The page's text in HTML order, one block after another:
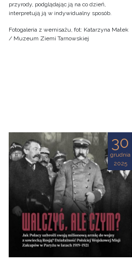
przyrody, podglądając ją na co dzień,
interpretują ją w indywidualny sposób.
Fotogaleria z wernisażu, fot: Katarzyna Małek
/ Muzeum Ziemi Tarnowskiej
30
grudnia
2025